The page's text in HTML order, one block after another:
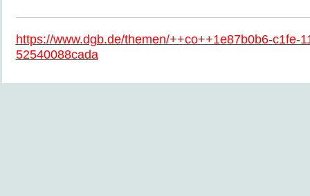
https://www.dgb.de/themen/++co++1e87b0b6-c1fe-
52540088cada